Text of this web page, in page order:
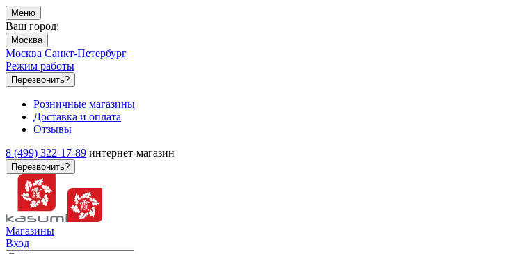
Меню
Ваш город:
Москва
Москва Санкт-Петербург
Режим работы
Перезвонить?
Розничные магазины
Доставка и оплата
Отзывы
8 (499) 322-17-89 интернет-магазин
Перезвонить?
Магазины
Вход